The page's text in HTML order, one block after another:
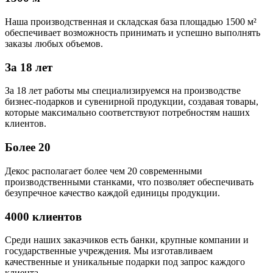
Наша производственная и складская база площадью 1500 м²
обеспечивает возможность принимать и успешно выполнять
заказы любых объемов.
За 18 лет
За 18 лет работы мы специализируемся на производстве
бизнес-подарков и сувенирной продукции, создавая товары,
которые максимально соответствуют потребностям наших
клиентов.
Более 20
Декос располагает более чем 20 современными
производственными станками, что позволяет обеспечивать
безупречное качество каждой единицы продукции.
4000 клиентов
Среди наших заказчиков есть банки, крупные компании и
государственные учреждения. Мы изготавливаем
качественные и уникальные подарки под запрос каждого